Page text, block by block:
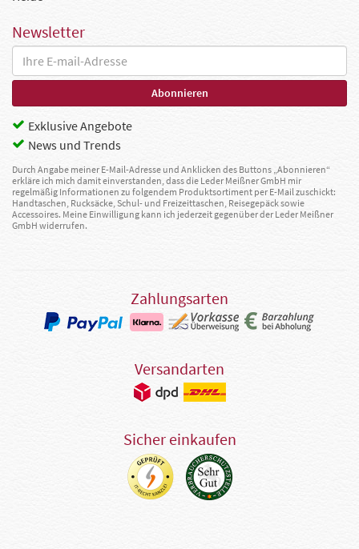
Newsletter
Exklusive Angebote
News und Trends
Durch Angabe meiner E-Mail-Adresse und Anklicken des Buttons „Abonnieren“
erkläre ich mich damit einverstanden, dass die Leder Meißner GmbH mir
regelmäßig Informationen zu folgendem Produktsortiment per E-Mail zuschickt:
Handtaschen, Rucksäcke, Schul- und Freizeittaschen, Reisegepäck sowie
Accessoires. Meine Einwilligung kann ich jederzeit gegenüber der Leder Meißner
GmbH widerrufen.
Zahlungsarten
Versandarten
Sicher einkaufen